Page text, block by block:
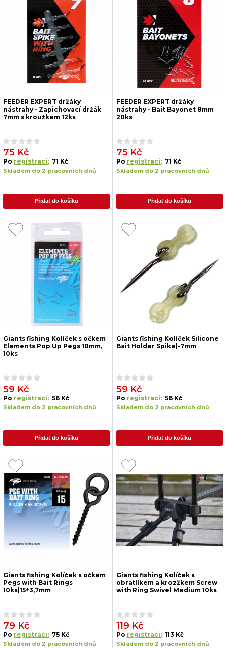
FEEDER EXPERT držáky
nástrahy - Zapichovací držák
7mm s kroužkem 12ks
75 Kč
Po registraci: 71 Kč
Skladem do 2 pracovních dnů
Přidat do košíku
FEEDER EXPERT držáky
nástrahy - Bait Bayonet 8mm
20ks
75 Kč
Po registraci: 71 Kč
Skladem do 2 pracovních dnů
Přidat do košíku
Giants fishing Kolíček s očkem
Elements Pop Up Pegs 10mm,
10ks
59 Kč
Po registraci: 56 Kč
Skladem do 2 pracovních dnů
Přidat do košíku
Giants fishing Kolíček Silicone
Bait Holder Spike|-7mm
59 Kč
Po registraci: 56 Kč
Skladem do 2 pracovních dnů
Přidat do košíku
Giants fishing Kolíček s očkem
Pegs with Bait Rings
10ks|15+3,7mm
79 Kč
Po registraci: 75 Kč
Skladem do 2 pracovních dnů
Giants fishing Kolíček s
obratlíkem a krozžkem Screw
with Ring Swivel Medium 10ks
119 Kč
Po registraci: 113 Kč
Skladem do 2 pracovních dnů